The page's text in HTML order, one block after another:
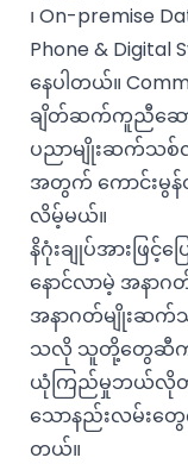
၊ On-premise
Phone &
နေပါတယ်။
ချိတ်ဆက်ကူညီဆော
ပညာမျိုးဆက်သစ်
အတွက် ကောင်းမွန်
လိမ့်မယ်။
နိဂုံးချုပ်အားဖြင့်
နောင်လာမဲ့ အနာဂ
အနာဂတ်မျိုးဆ
သလို သူတို့တွေဆီကန
ယုံကြည်မှုဘယ်လို
သောနည်းလမ်းတွ
တယ်။